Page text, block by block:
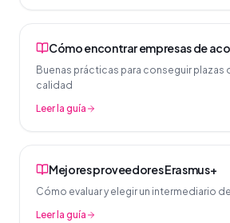
Cómo encontrar empresas de
Buenas prácticas para conseguir plazas
calidad
Leer la guía
Mejores proveedores Erasmus+
Cómo evaluar y elegir un intermediario
Leer la guía